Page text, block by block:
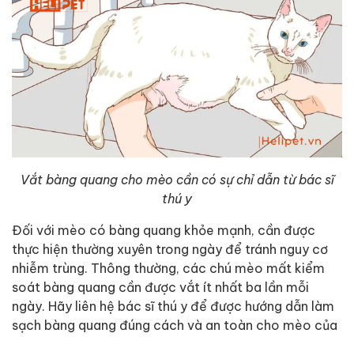
Vắt bàng quang cho mèo cần có sự chỉ dẫn từ bác sĩ
thú y
Đối với mèo có bàng quang khỏe mạnh, cần được
thực hiện thường xuyên trong ngày để tránh nguy cơ
nhiễm trùng. Thông thường, các chú mèo mất kiểm
soát bàng quang cần được vắt ít nhất ba lần mỗi
ngày. Hãy liên hệ bác sĩ thú y để được hướng dẫn làm
sạch bàng quang đúng cách và an toàn cho mèo của